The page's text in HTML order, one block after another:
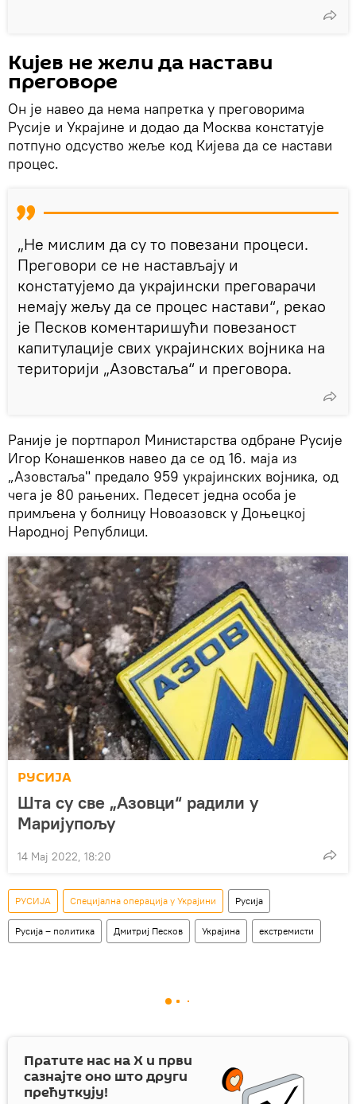
Кијев не жели да настави
преговоре
Он је навео да нема напретка у преговорима
Русије и Украјине и додао да Москва констатује
потпуно одсуство жеље код Кијева да се настави
процес.
„Не мислим да су то повезани процеси.
Преговори се не настављају и
констатујемо да украјински преговарачи
немају жељу да се процес настави“, рекао
је Песков коментаришући повезаност
капитулације свих украјинских војника на
територији „Азовстаља“ и преговора.
Раније је портпарол Министарства одбране Русије
Игор Конашенков навео да се од 16. маја из
„Азовстаља" предало 959 украјинских војника, од
чега је 80 рањених. Педесет једна особа је
примљена у болницу Новоазовск у Доњецкој
Народној Републици.
РУСИЈА
Шта су све „Азовци“ радили у
Маријупољу
14 Мај 2022, 18:20
РУСИЈА Специјална операција у Украјини Русија
Русија – политика Дмитриј Песков Украјина екстремисти
Пратите нас наX и први
сазнајте оно што други
прећуткују!